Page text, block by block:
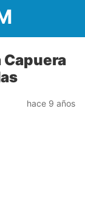
hace 9 años